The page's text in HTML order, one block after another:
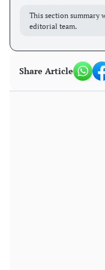
This section summary
editorial team.
Share Article